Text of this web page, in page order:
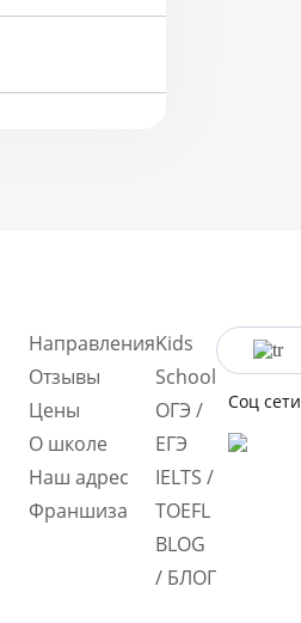
Направления
Отзывы
Цены
О школе
Наш адрес
Франшиза
Kids
School
ОГЭ /
ЕГЭ
IELTS /
TOEFL
BLOG
/ БЛОГ
Соц